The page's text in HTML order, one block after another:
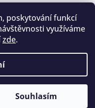
poskytování funkcí
využíváme
zde.
Souhlasím
lukostřelecký klub
svaz
. Všechna práva vyhrazena.